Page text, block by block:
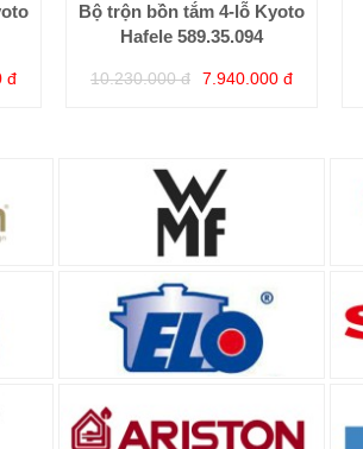
đ
Bộ trộn bồn tắm 4-lỗ Kyoto
Hafele 589.35.094
10.230.000 đ 7.940.000 đ